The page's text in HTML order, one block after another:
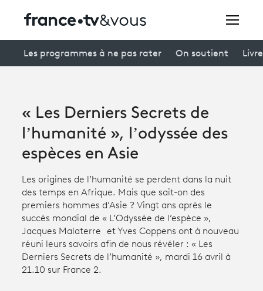
Creators
À la une
Participer et assister à une émission
À votre écoute
Programme tv
Les programmes à ne pas rater On soutient
« Les Derniers Secrets de
l’humanité », l’odyssée des
espèces en Asie
Les origines de l’humanité se perdent dans la nuit
des temps en Afrique. Mais que sait-on des
premiers hommes d’Asie ? Vingt ans après le
succès mondial de « L’Odyssée de l’espèce »,
Jacques Malaterre et Yves Coppens ont à nouveau
réuni leurs savoirs afin de nous révéler : « Les
Derniers Secrets de l’humanité », mardi 16 avril à
21.10 sur France 2.